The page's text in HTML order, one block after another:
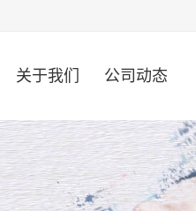
关于我们 公司动态